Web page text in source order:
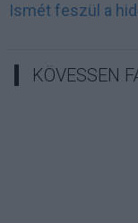
Ismét feszül a
KÖVESSEN